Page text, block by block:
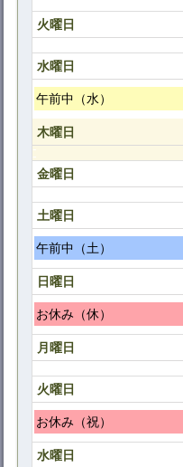
2026
8
月
2nd
2026
火曜日
水曜日
水
曜
日,
8
月
5th
2026
午前中（水）
木曜日
金曜日
土曜日
土
曜
日,
8
月
8th
2026
午前中（土）
日曜日
日
曜
日,
8
月
9th
2026
お休み（休）
月曜日
火曜日
火
曜
お休み（祝）
水曜日